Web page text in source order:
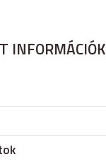
INFORMÁCIÓK